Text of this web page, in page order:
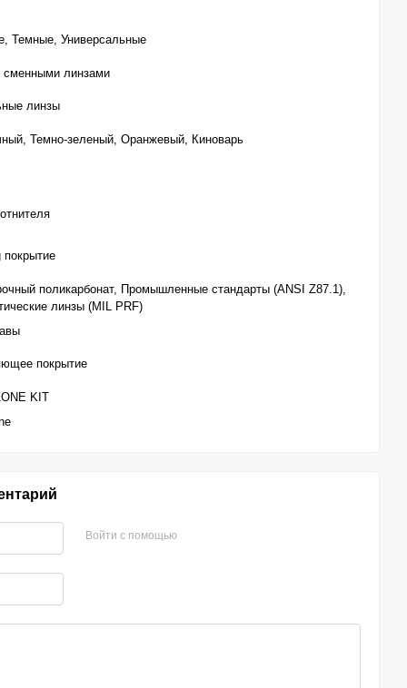
Темные, Универсальные
сменными линзами
линзы
Темно-зеленый, Оранжевый, Киноварь
покрытие
поликарбонат, Промышленные стандарты (ANSI Z87.1),
линзы (MIL PRF)
покрытие
KIT
Войти с помощью